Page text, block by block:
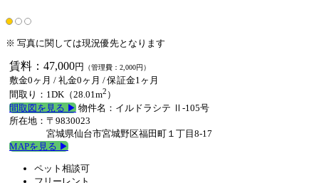
※ 写真に関しては現況優先となります
賃料：47,000円 （管理費：2,000円）
敷金0ヶ月 / 礼金0ヶ月 / 保証金1ヶ月
間取り：1DK（28.01m2 ）
間取図を見る ▶︎ 物件名：イルドラシテ Ⅱ-105号
所在地：〒9830023
宮城県仙台市宮城野区福田町１丁目8-17
MAPを見る ▶︎
ペット相談可